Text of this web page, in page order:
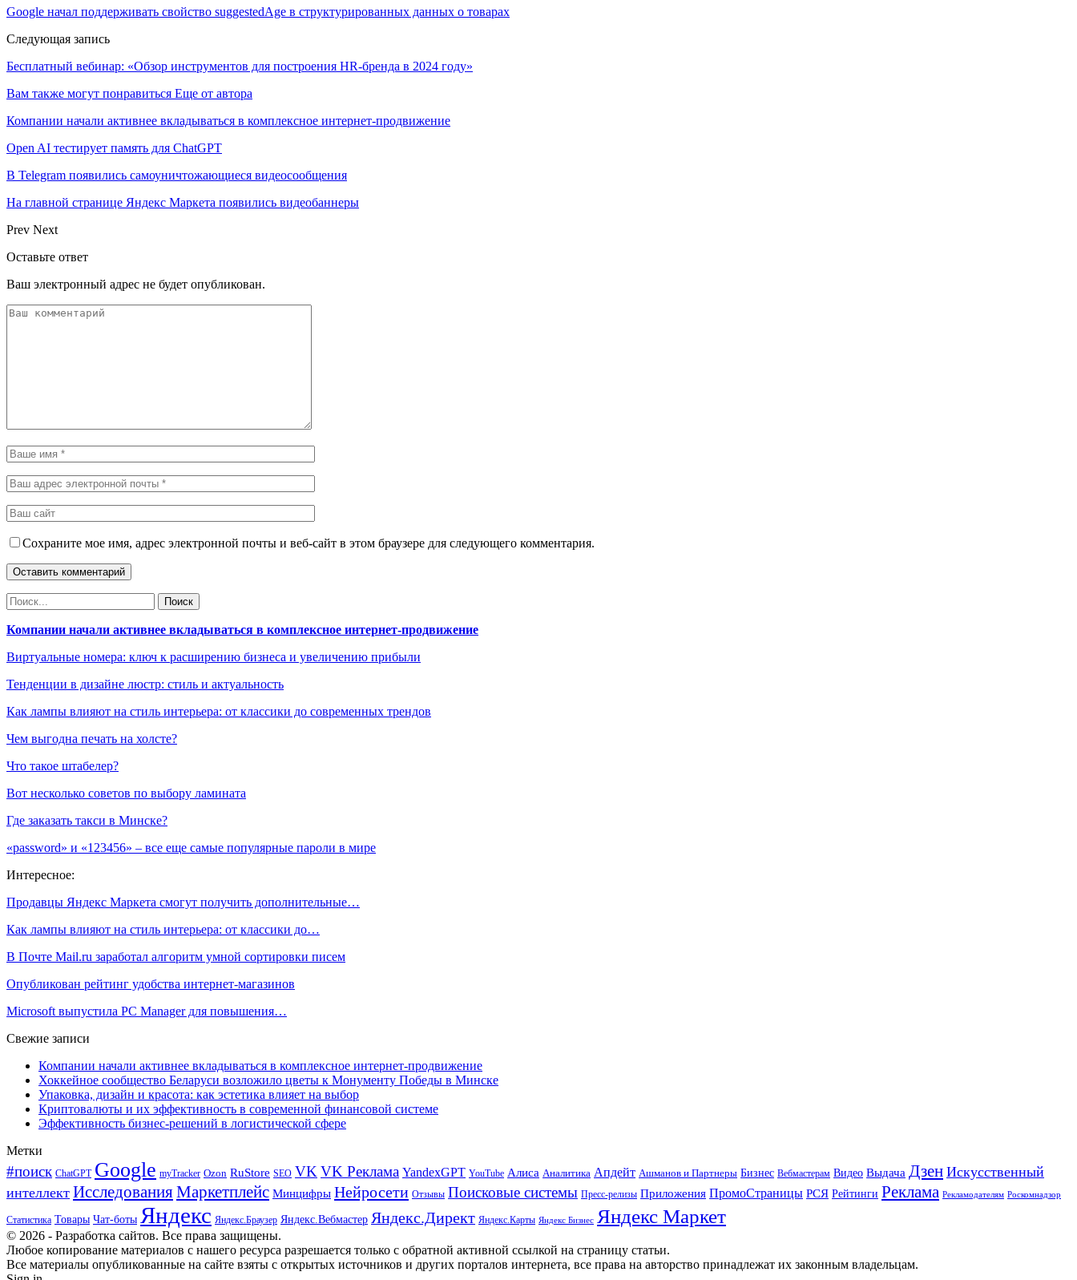
Google начал поддерживать свойство suggestedAge в структурированных данных о товарах
Следующая запись
Бесплатный вебинар: «Обзор инструментов для построения HR-бренда в 2024 году»
Вам также могут понравиться Еще от автора
Компании начали активнее вкладываться в комплексное интернет-продвижение
Open AI тестирует память для ChatGPT
В Telegram появились самоуничтожающиеся видеосообщения
На главной странице Яндекс Маркета появились видеобаннеры
Prev Next
Оставьте ответ
Ваш электронный адрес не будет опубликован.
Сохраните мое имя, адрес электронной почты и веб-сайт в этом браузере для следующего комментария.
Компании начали активнее вкладываться в комплексное интернет-продвижение
Виртуальные номера: ключ к расширению бизнеса и увеличению прибыли
Тенденции в дизайне люстр: стиль и актуальность
Как лампы влияют на стиль интерьера: от классики до современных трендов
Чем выгодна печать на холсте?
Что такое штабелер?
Вот несколько советов по выбору ламината
Где заказать такси в Минске?
«password» и «123456» – все еще самые популярные пароли в мире
Интересное:
Продавцы Яндекс Маркета cмогут получить дополнительные…
Как лампы влияют на стиль интерьера: от классики до…
В Почте Mail.ru заработал алгоритм умной сортировки писем
Опубликован рейтинг удобства интернет-магазинов
Microsoft выпустила PC Manager для повышения…
Свежие записи
Компании начали активнее вкладываться в комплексное интернет-продвижение
Хоккейное сообщество Беларуси возложило цветы к Монументу Победы в Минске
Упаковка, дизайн и красота: как эстетика влияет на выбор
Криптовалюты и их эффективность в современной финансовой системе
Эффективность бизнес-решений в логистической сфере
Метки
#поиск ChatGPT Google myTracker Ozon RuStore SEO VK VK Реклама YandexGPT YouTube Алиса Аналитика Апдейт Ашманов и Партнеры Бизнес Вебмастерам Видео Выдача Дзен Искусственный
интеллект ИсследованияМаркетплейс Минцифры Нейросети Отзывы Поисковые системы Пресс-релизы Приложения ПромоСтраницы РСЯ Рейтинги Реклама Рекламодателям Роскомнадзор
Статистика Товары Чат-боты Яндекс Яндекс.Браузер Яндекс.Вебмастер Яндекс.Директ Яндекс.Карты Яндекс Бизнес Яндекс Маркет
© 2026 - Разработка сайтов. Все права защищены.
Любое копирование материалов с нашего ресурса разрешается только с обратной активной ссылкой на страницу статьи.
Все материалы опубликованные на сайте взяты с открытых источников и других порталов интернета, все права на авторство принадлежат их законным владельцам.